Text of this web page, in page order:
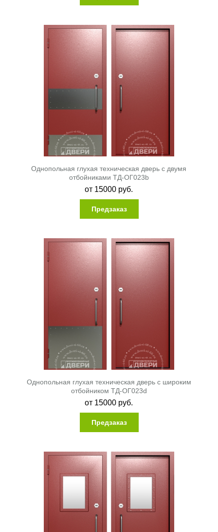
Однопольная глухая техническая дверь с двумя
отбойниками ТД-ОГ023b
от 15000 руб.
Предзаказ
Однопольная глухая техническая дверь с широким
отбойником ТД-ОГ023d
от 15000 руб.
Предзаказ